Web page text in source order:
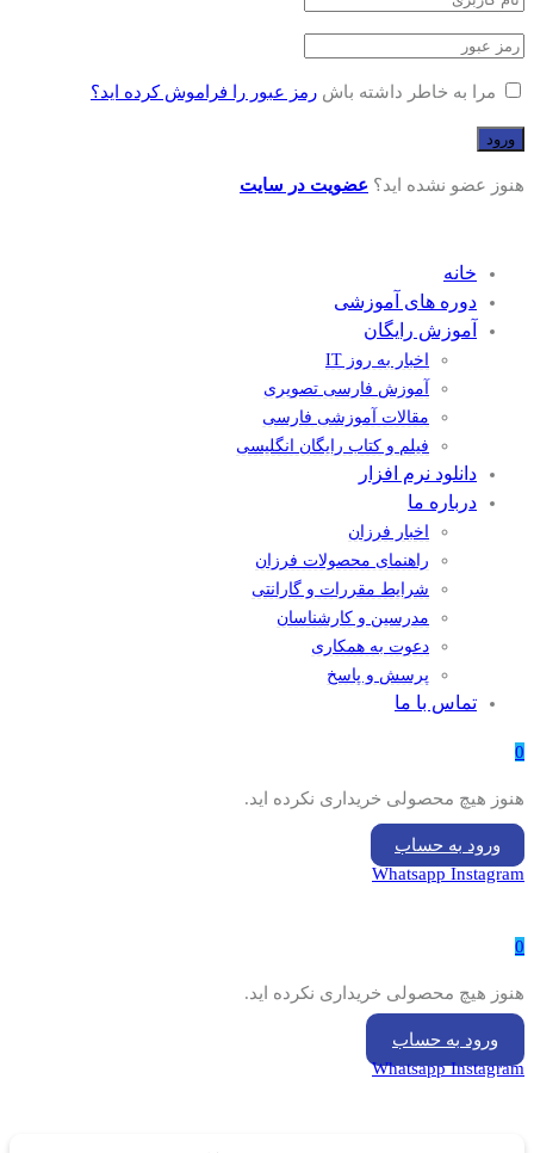
مرا به خاطر داشته باش رمز عبور را فراموش کرده اید؟
هنوز عضو نشده اید؟ عضویت در سایت
خانه
دوره های آموزشی
آموزش رایگان
اخبار به روز IT
آموزش فارسی تصویری
مقالات آموزشی فارسی
فیلم و کتاب رایگان انگلیسی
دانلود نرم افزار
درباره ما
اخبار فرزان
راهنمای محصولات فرزان
شرایط مقررات و گارانتی
مدرسین و کارشناسان
دعوت به همکاری
پرسش و پاسخ
تماس با ما
0
هنوز هیچ محصولی خریداری نکرده اید.
ورود به حساب
Whatsapp Instagram
0
هنوز هیچ محصولی خریداری نکرده اید.
ورود به حساب
Whatsapp Instagram